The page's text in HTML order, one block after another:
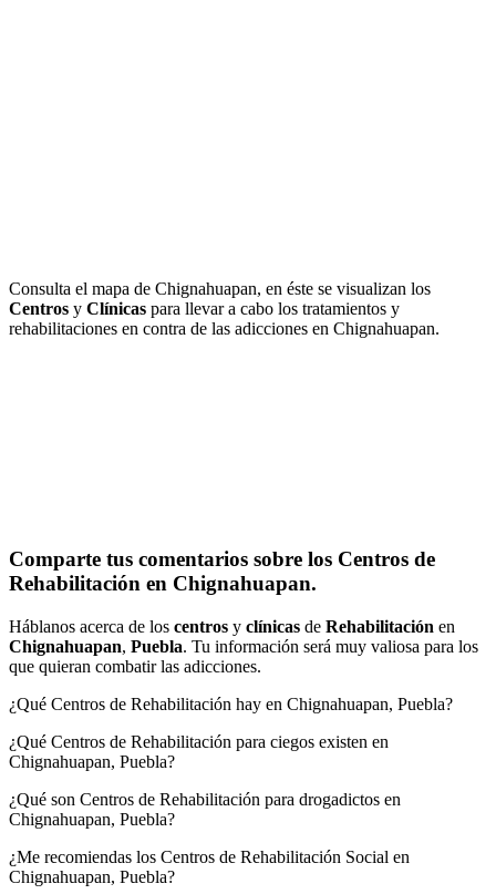
Consulta el mapa de Chignahuapan, en éste se visualizan los
Centros y Clínicas para llevar a cabo los tratamientos y
rehabilitaciones en contra de las adicciones en Chignahuapan.
Comparte tus comentarios sobre los Centros de
Rehabilitación en Chignahuapan.
Háblanos acerca de los centros y clínicas de Rehabilitación en
Chignahuapan, Puebla. Tu información será muy valiosa para los
que quieran combatir las adicciones.
¿Qué Centros de Rehabilitación hay en Chignahuapan, Puebla?
¿Qué Centros de Rehabilitación para ciegos existen en
Chignahuapan, Puebla?
¿Qué son Centros de Rehabilitación para drogadictos en
Chignahuapan, Puebla?
¿Me recomiendas los Centros de Rehabilitación Social en
Chignahuapan, Puebla?